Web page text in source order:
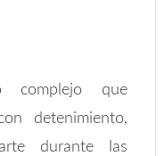
que
detenimiento,
durante las